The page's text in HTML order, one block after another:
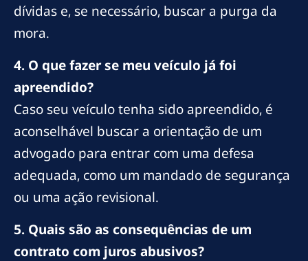
dívidas e, se necessário, buscar a purga da
mora.
4. O que fazer se meu veículo já foi
apreendido?
Caso seu veículo tenha sido apreendido, é
aconselhável buscar a orientação de um
advogado para entrar com uma defesa
adequada, como um mandado de segurança
ou uma ação revisional.
5. Quais são as consequências de um
contrato com juros abusivos?